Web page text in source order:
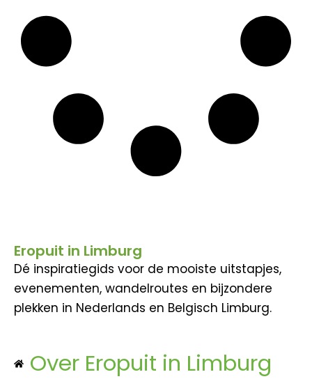
Eropuit in Limburg
Dé inspiratiegids voor de mooiste uitstapjes,
evenementen, wandelroutes en bijzondere
plekken in Nederlands en Belgisch Limburg.
Over Eropuit in Limburg